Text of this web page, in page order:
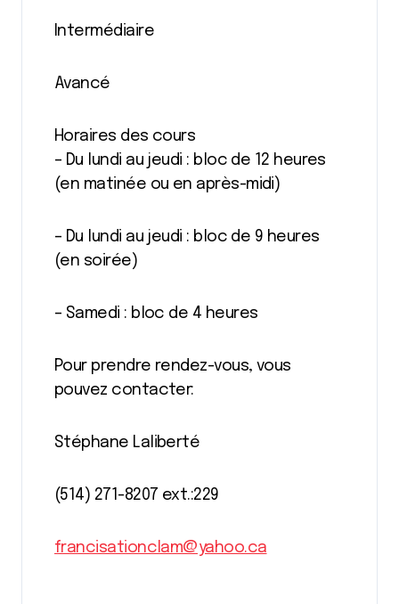
Intermédiaire
Avancé
Horaires des cours
– Du lundi au jeudi : bloc de 12 heures
(en matinée ou en après-midi)
– Du lundi au jeudi : bloc de 9 heures
(en soirée)
– Samedi : bloc de 4 heures
Pour prendre rendez-vous, vous
pouvez contacter:
Stéphane Laliberté
(514) 271-8207 ext.:229
francisationclam@yahoo.ca